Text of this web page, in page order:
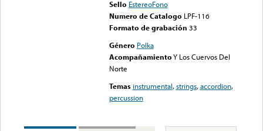
Sello EstereoFono
Numero de Catalogo LPF-116
Formato de grabación 33
Género Polka
AcompañamientoY Los Cuervos Del
Norte
Temas instrumental,strings,accordion,
percussion